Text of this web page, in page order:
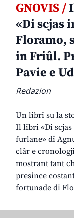
GNOVIS /
«Di scjas
Floramo,
in Friûl.
Pavie e
Redazion
Un libri su la
Il libri «Di scjas
furlane» di
clâr e
mostrant tant
presince
fortunade di